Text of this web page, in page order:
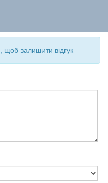
, щоб залишити відгук